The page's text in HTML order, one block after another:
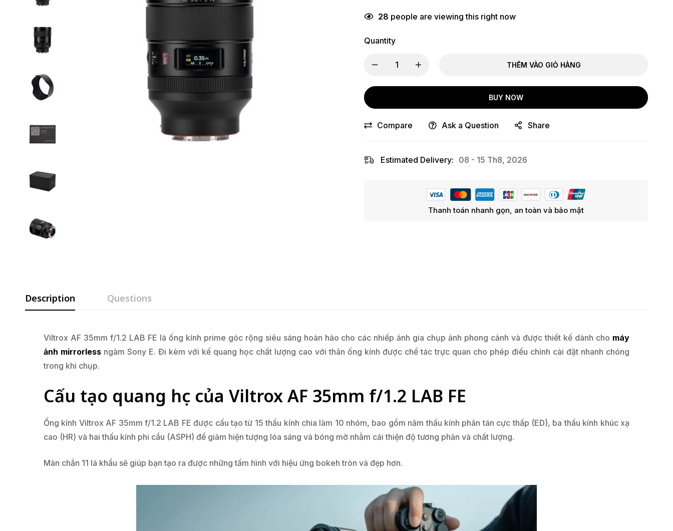
28 people are viewing this right now
Quantity
THÊM VÀO GIỎ HÀNG
BUY NOW
Compare Ask a Question Share
Estimated Delivery: 08 - 15 Th8, 2026
Thanh toán nhanh gọn, an toàn và bảo mật
Description Questions
Viltrox AF 35mm f/1.2 LAB FE là ống kính prime góc rộng siêu sáng hoàn hảo cho các nhiếp ảnh gia chụp ảnh phong cảnh và được thiết kế dành cho máy
ảnh mirrorless ngàm Sony E. Đi kèm với kế quang học chất lượng cao với thân ống kính được chế tác trực quan cho phép điều chỉnh cài đặt nhanh chóng
trong khi chụp.
Cấu tạo quang học của Viltrox AF 35mm f/1.2 LAB FE
Ống kính Viltrox AF 35mm f/1.2 LAB FE được cấu tạo từ 15 thấu kính chia làm 10 nhóm, bao gồm năm thấu kính phân tán cực thấp (ED), ba thấu kính khúc xạ
cao (HR) và hai thấu kính phi cầu (ASPH) để giảm hiện tượng lóa sáng và bóng mờ nhằm cải thiện độ tương phản và chất lượng.
Màn chắn 11 lá khẩu sẽ giúp bạn tạo ra được những tấm hình với hiệu ứng bokeh tròn và đẹp hơn.